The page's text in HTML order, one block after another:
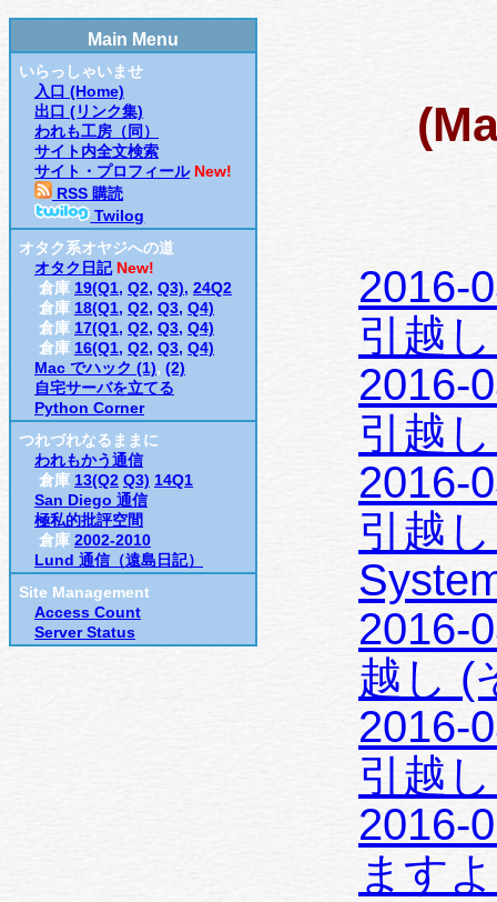
Main Menu
いらっしゃいませ
入口 (Home)
出口 (リンク集)
われも工房（同）
サイト内全文検索
サイト・プロフィール New!
RSS 購読
Twilog
オタク系オヤジへの道
オタク日記 New!
倉庫 19(Q1, Q2, Q3), 24Q2
倉庫 18(Q1, Q2, Q3, Q4)
倉庫 17(Q1, Q2, Q3, Q4)
倉庫 16(Q1, Q2, Q3, Q4)
Mac でハック (1), (2)
自宅サーバを立てる
Python Corner
つれづれなるままに
われもかう通信
倉庫 13(Q2 Q3) 14Q1
San Diego 通信
極私的批評空間
倉庫 2002-2010
Lund 通信（遠島日記）
Site Management
Access Count
Server Status
2016-
引越
2016-
引越
2016-
引越
2016-
越し (
2016-
引越
2016-
ます